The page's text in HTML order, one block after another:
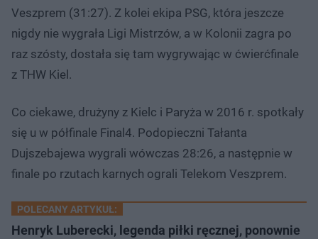
Veszprem (31:27). Z kolei ekipa PSG, która jeszcze
nigdy nie wygrała Ligi Mistrzów, a w Kolonii zagra po
raz szósty, dostała się tam wygrywając w ćwierćfinale
z THW Kiel.
Co ciekawe, drużyny z Kielc i Paryża w 2016 r. spotkały
się u w półfinale Final4. Podopieczni Tałanta
Dujszebajewa wygrali wówczas 28:26, a następnie w
finale po rzutach karnych ograli Telekom Veszprem.
POLECANY ARTYKUŁ:
Henryk Luberecki, legenda piłki ręcznej, ponownie